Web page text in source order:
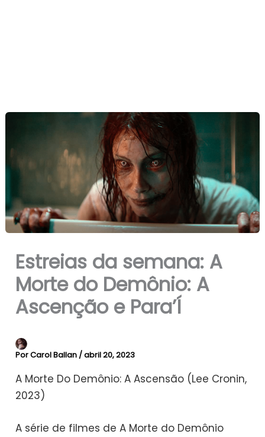
Estreias da semana: A
Morte do Demônio: A
Ascenção e Para’Í
PorCarol Ballan /abril 20, 2023
A Morte Do Demônio: A Ascensão (Lee Cronin,
2023)
A série de filmes de A Morte do Demônio